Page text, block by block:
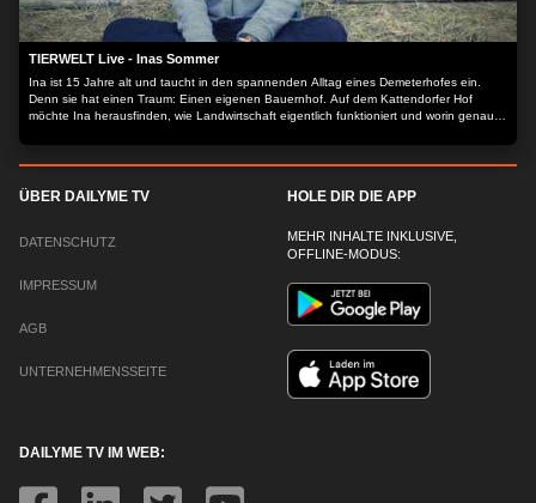
TIERWELT Live - Inas Sommer
Ina ist 15 Jahre alt und taucht in den spannenden Alltag eines Demeterhofes ein.
Denn sie hat einen Traum: Einen eigenen Bauernhof. Auf dem Kattendorfer Hof
möchte Ina herausfinden, wie Landwirtschaft eigentlich funktioniert und worin genau
ÜBER DAILYME TV
DATENSCHUTZ
IMPRESSUM
AGB
UNTERNEHMENSSEITE
HOLE DIR DIE APP
MEHR INHALTE INKLUSIVE,
OFFLINE-MODUS:
DAILYME TV IM WEB: